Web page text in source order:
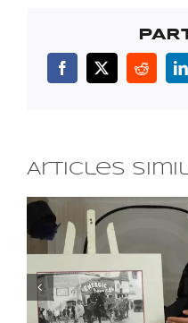
Facebook
X Reddit
Articles